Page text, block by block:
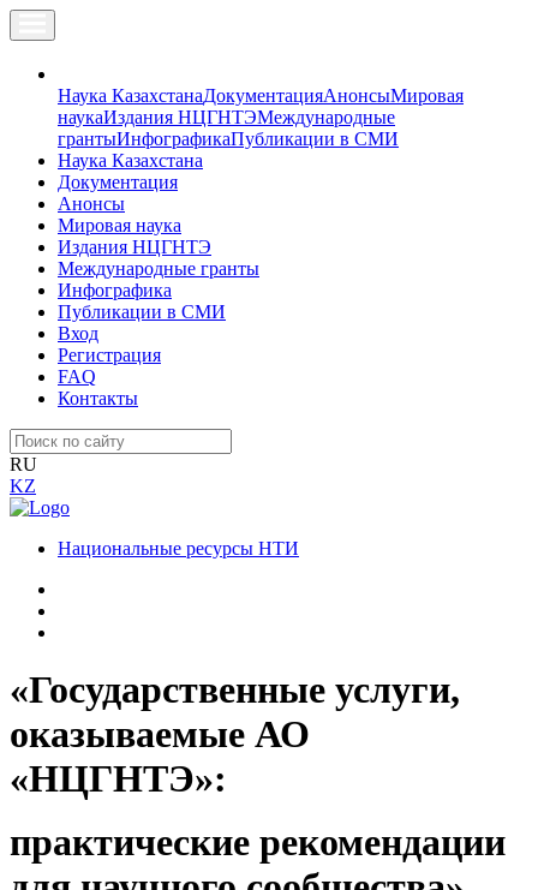
Наука КазахстанаДокументацияАнонсыМировая
наукаИздания НЦГНТЭМеждународные
грантыИнфографикаПубликации в СМИ
Наука Казахстана
Документация
Анонсы
Мировая наука
Издания НЦГНТЭ
Международные гранты
Инфографика
Публикации в СМИ
Вход
Регистрация
FAQ
Контакты
RU
KZ
Национальные ресурсы НТИ
«Государственные услуги,
оказываемые АО
«НЦГНТЭ»:
практические рекомендации